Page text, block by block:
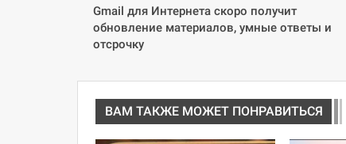
Gmail для Интернета скоро получит
обновление материалов, умные ответы и
отсрочку
ВАМ ТАКЖЕ МОЖЕТ ПОНРАВИТЬСЯ